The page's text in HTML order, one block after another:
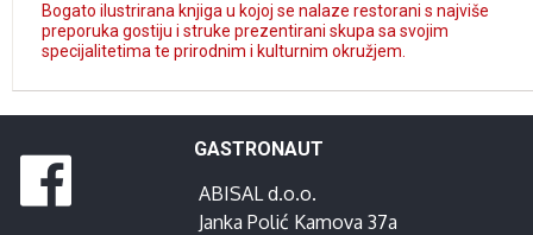
Bogato ilustrirana knjiga u kojoj se nalaze restorani s najviše
preporuka gostiju i struke prezentirani skupa sa svojim
specijalitetima te prirodnim i kulturnim okružjem.
GASTRONAUT
ABISAL d.o.o.
Janka Polić Kamova 37a